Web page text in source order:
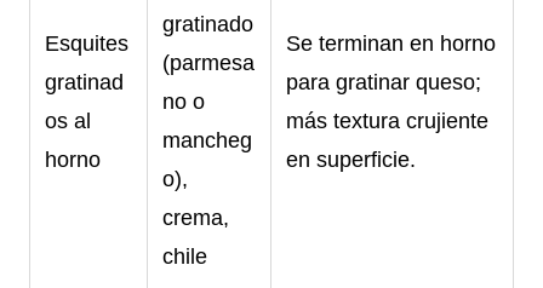
Esquites
gratinad
os al
horno
gratinado
(parmesa
no o
mancheg
o),
crema,
chile
Se terminan en horno
para gratinar queso;
más textura crujiente
en superficie.